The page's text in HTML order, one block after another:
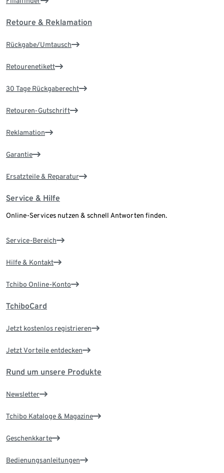
Retoure & Reklamation
Rückgabe/Umtausch
Retourenetikett
30 Tage Rückgaberecht
Retouren-Gutschrift
Reklamation
Garantie
Ersatzteile & Reparatur
Service & Hilfe
Online-Services nutzen & schnell Antworten finden.
Service-Bereich
Hilfe & Kontakt
Tchibo Online-Konto
TchiboCard
Jetzt kostenlos registrieren
Jetzt Vorteile entdecken
Rund um unsere Produkte
Newsletter
Tchibo Kataloge & Magazine
Geschenkkarte
Bedienungsanleitungen